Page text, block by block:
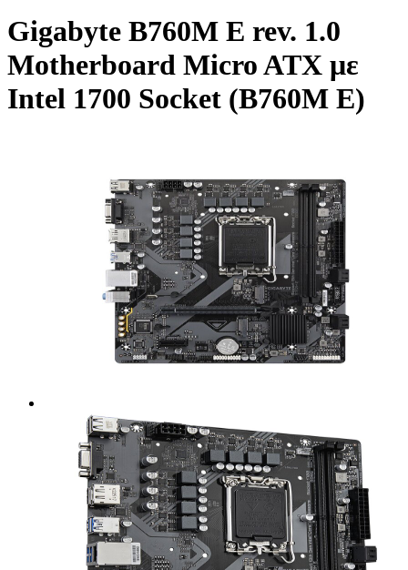
Gigabyte B760M E rev. 1.0
Motherboard Micro ATX με
Intel 1700 Socket (B760M E)